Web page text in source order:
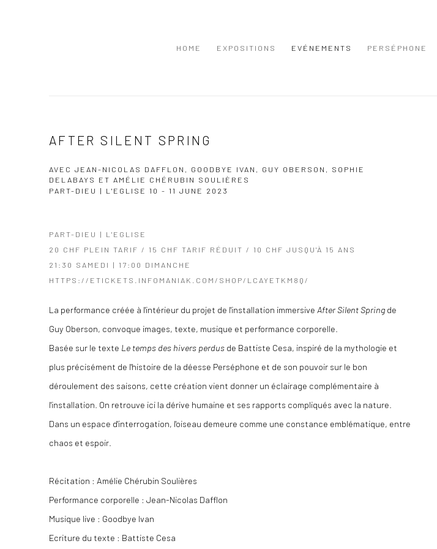
HOME EXPOSITIONS EVÉNEMENTS PERSÉPHONE
AFTER SILENT SPRING
AVEC JEAN-NICOLAS DAFFLON, GOODBYE IVAN, GUY OBERSON, SOPHIE
DELABAYS ET AMÉLIE CHÉRUBIN SOULIÈRES
PART-DIEU | L'EGLISE 10 - 11 JUNE 2023
PART-DIEU | L'EGLISE
20 CHF PLEIN TARIF / 15 CHF TARIF RÉDUIT / 10 CHF JUSQU'À 15 ANS
21:30 SAMEDI | 17:00 DIMANCHE
HTTPS://ETICKETS.INFOMANIAK.COM/SHOP/LCAYETKM8Q/
La performance créée à l'intérieur du projet de l'installation immersive After Silent Spring de
Guy Oberson, convoque images, texte, musique et performance corporelle.
Basée sur le texte Le temps des hivers perdus de Battiste Cesa, inspiré de la mythologie et
plus précisément de l'histoire de la déesse Perséphone et de son pouvoir sur le bon
déroulement des saisons, cette création vient donner un éclairage complémentaire à
l'installation. On retrouve ici la dérive humaine et ses rapports compliqués avec la nature.
Dans un espace d'interrogation, l'oiseau demeure comme une constance emblématique, entre
chaos et espoir.
Récitation : Amélie Chérubin Soulières
Performance corporelle : Jean-Nicolas Dafflon
Musique live : Goodbye Ivan
Ecriture du texte : Battiste Cesa